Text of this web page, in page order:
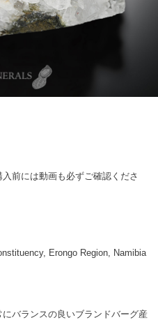
前には動画も必ずご確認くださ
Erongo Region, Namibia
バランスの良いブランドバーグ産